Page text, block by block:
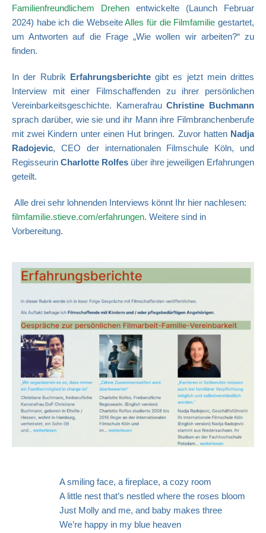
Familienfreundlichem Drehen entwickelte (Launch Februar
2024) habe ich die WebseiteAlles für die Filmfamilie gestartet,
um Antworten auf die Frage „Wie wollen wir arbeiten?“ zu
finden.
In der Rubrik Erfahrungsberichtegibt es jetzt mein drittes
Interview mit einer Filmschaffenden zu ihrer persönlichen
Vereinbarkeitsgeschichte. KamerafrauChristine Buchmann
sprach darüber, wie sie und ihr Mann ihre Filmbranchenberufe
mit zwei Kindern unter einen Hut bringen. Zuvor hatten Nadja
Radojevic, CEO der internationalen Filmschule Köln, und
Regisseurin Charlotte Rolfes über ihre jeweiligen Erfahrungen
geteilt.
Alle drei sehr lohnenden Interviews könnt Ihr hier nachlesen:
filmfamilie.stieve.com/erfahrungen. Weitere sind in
Vorbereitung.
A smiling face, a fireplace, a cozy room
A little nest that’s nestled where the roses bloom
Just Molly and me, and baby makes three
We’re happy in my blue heaven